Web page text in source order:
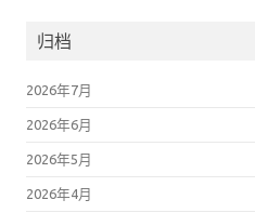
归档
2026年7月
2026年6月
2026年5月
2026年4月